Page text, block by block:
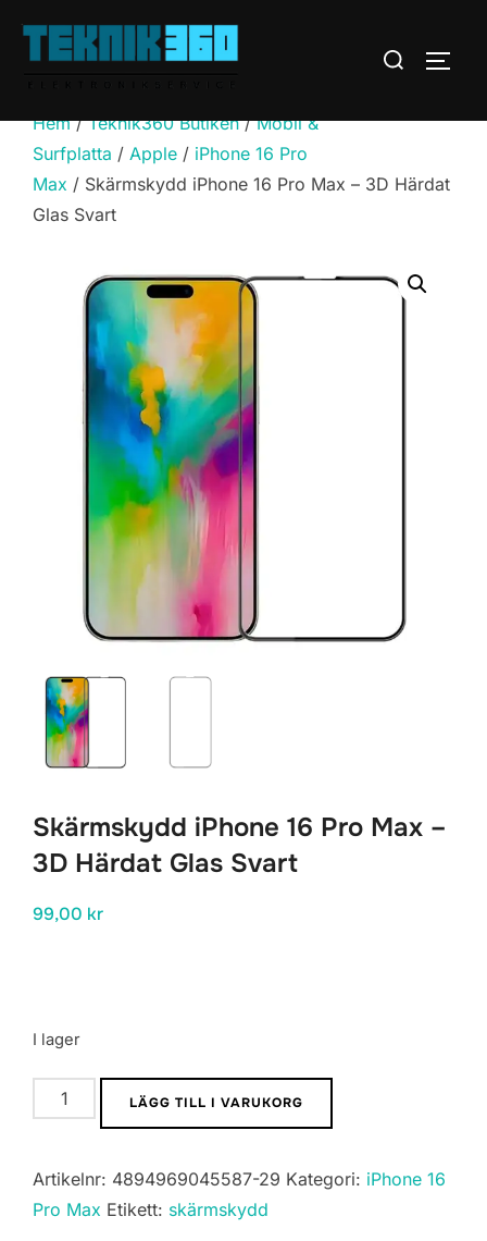
Sök
Hem/Teknik360 Butiken/Mobil &
Surfplatta / Apple / iPhone 16 Pro
Max / Skärmskydd iPhone 16 Pro Max – 3D Härdat
Glas Svart
Skärmskydd iPhone 16 Pro Max –
3D Härdat Glas Svart
99,00 kr
I lager
Skärmskydd
iPhone
Pro
Max
LÄGG TILL I VARUKORG
Artikelnr: 4894969045587-29 Kategori: iPhone 16
Pro Max Etikett: skärmskydd